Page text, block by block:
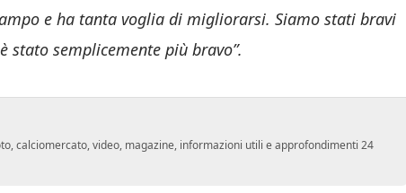
e ha tanta voglia di migliorarsi. Siamo stati bravi
stato semplicemente più bravo”.
calciomercato, video, magazine, informazioni utili e approfondimenti 24